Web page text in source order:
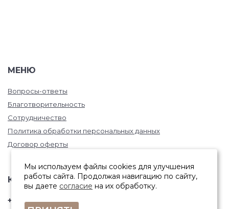
МЕНЮ
Вопросы-ответы
Благотворительность
Сотрудничество
Политика обработки персональных данных
Договор оферты
КОНТАКТЫ
+7 (846) 332-67-81
Мы используем файлы cookies для улучшения
работы сайта. Продолжая навигацию по сайту,
вы даете согласие на их обработку.